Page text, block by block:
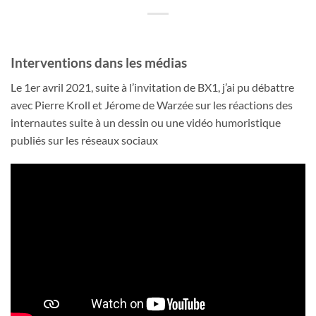
Interventions dans les médias
Le 1er avril 2021, suite à l’invitation de BX1, j’ai pu débattre
avec Pierre Kroll et Jérome de Warzée sur les réactions des
internautes suite à un dessin ou une vidéo humoristique
publiés sur les réseaux sociaux